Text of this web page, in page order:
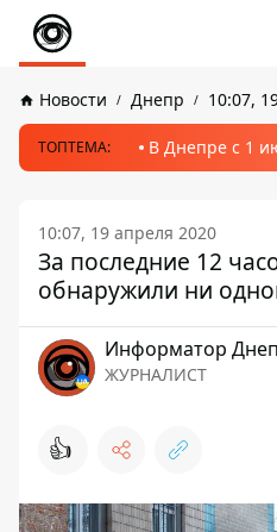
Новости Днепр 10:07,
ТОПТЕМА: В Днепре с 1
10:07, 19 апреля 2020
За последние 12
обнаружили ни
Информатор
ЖУРНАЛИСТ
👍